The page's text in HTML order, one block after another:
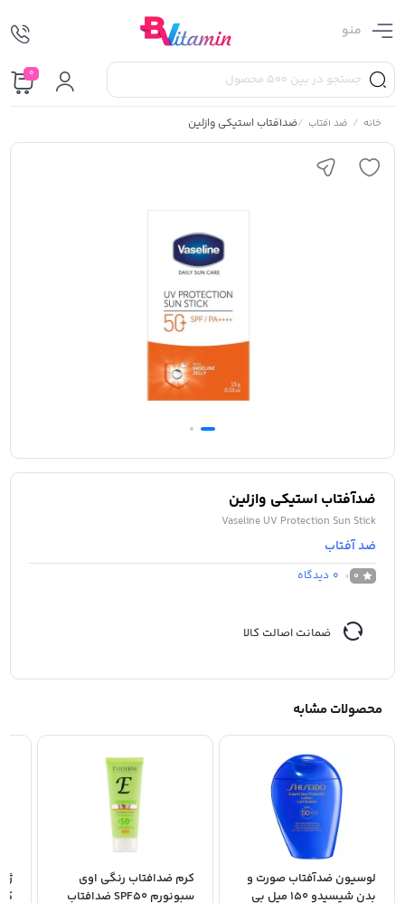
منو
0
خانه / ضد آفتاب /ضدآفتاب استیکی وازلین
ضدآفتاب استیکی وازلین
Vaseline UV Protection Sun Stick
ضد آفتاب
0
0 دیدگاه
ضمانت اصالت کالا
محصولات مشابه
لوسیون ضدآفتاب صورت و
بدن شیسیدو 150 میل بی
کرم ضدافتاب رنگی اوی
سبونورم SPF50 ضدافتاب